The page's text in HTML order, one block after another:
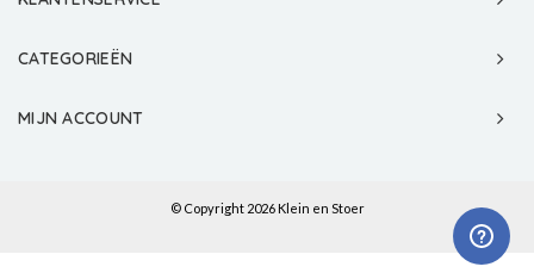
CATEGORIEËN
MIJN ACCOUNT
© Copyright 2026 Klein en Stoer